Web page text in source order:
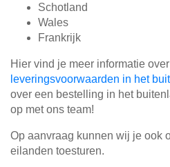
Schotland
Wales
Frankrijk
Hier vind je meer informatie
leveringsvoorwaarden in het
over een bestelling in het
op met ons team!
Op aanvraag kunnen wij je ook
eilanden toesturen.
Onderdelen
Open kasten
Schuifdeuren